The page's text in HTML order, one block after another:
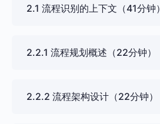
2.1 流程识别的上下文（41分钟）
2.2.1 流程规划概述（22分钟）
2.2.2 流程架构设计（22分钟）